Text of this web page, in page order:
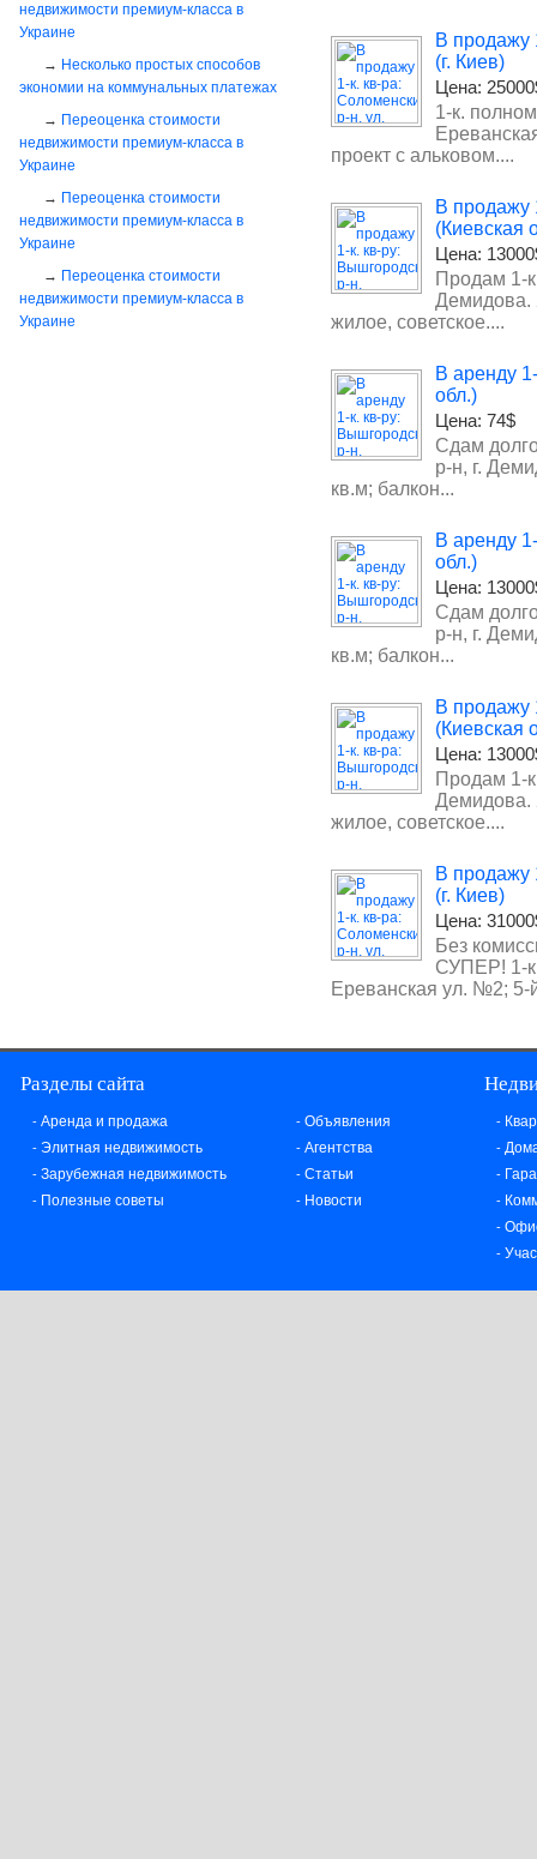
недвижимости премиум-класса в
Украине
Несколько простых способов
экономии на коммунальных платежах
Переоценка стоимости
недвижимости премиум-класса в
Украине
Переоценка стоимости
недвижимости премиум-класса в
Украине
Переоценка стоимости
недвижимости премиум-класса в
Украине
В продажу
(г. Киев)
Цена:
1-к.
проект с альковом....
В продажу
(Киевская
Цена:
Продам 1-
Демидова.
жилое, советское....
В аренду
обл.)
Цена: 74$
Сдам
р-н, г.
кв.м; балкон...
В аренду
обл.)
Цена:
Сдам
р-н, г.
кв.м; балкон...
В продажу
(Киевская
Цена:
Продам 1-
Демидова.
жилое, советское....
В продажу
(г. Киев)
Цена:
Без
СУПЕР! 1-
Ереванская ул. №2; 5-
Разделы сайта
- Аренда и продажа
- Элитная недвижимость
- Зарубежная недвижимость
- Полезные советы
- Объявления
- Агентства
- Статьи
- Новости
-
-
-
-
-
-